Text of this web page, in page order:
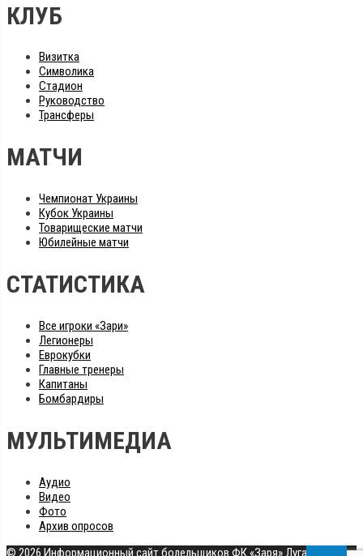
КЛУБ
Визитка
Символика
Стадион
Руководство
Трансферы
МАТЧИ
Чемпионат Украины
Кубок Украины
Товарищеские матчи
Юбилейные матчи
СТАТИСТИКА
Все игроки «Зари»
Легионеры
Еврокубки
Главные тренеры
Капитаны
Бомбардиры
МУЛЬТИМЕДИА
Аудио
Видео
Фото
Архив опросов
© 2026 Информационный сайт болельщиков ФК «Заря» Луганск